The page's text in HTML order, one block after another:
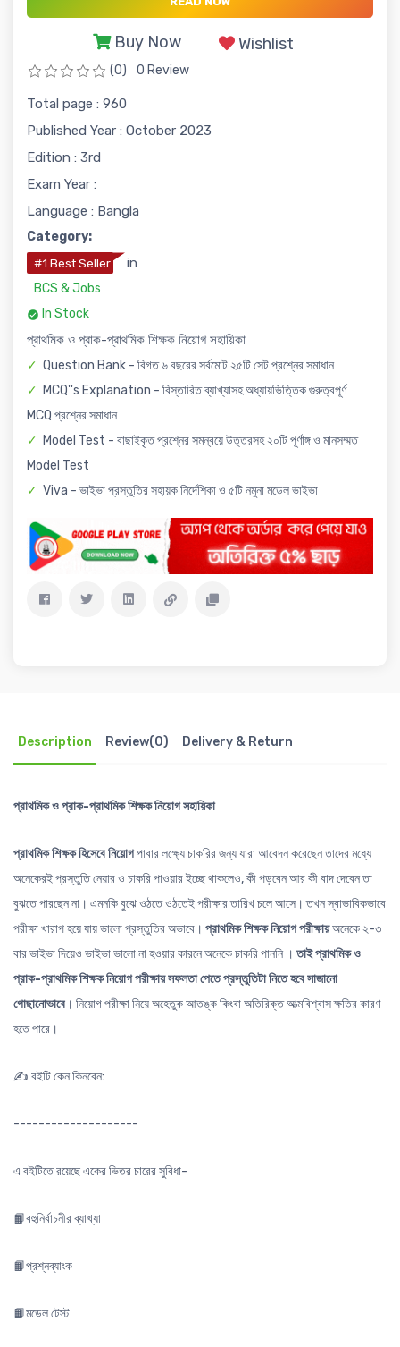
Buy Now Wishlist
(0) 0 Review
Total page : 960
Published Year : October 2023
Edition : 3rd
Exam Year :
Language : Bangla
Category:
#1 Best Seller in
BCS & Jobs
In Stock
প্রাথমিক ও প্রাক-প্রাথমিক শিক্ষক নিয়োগ সহায়িকা
Question Bank - বিগত ৬ বছরের সর্বমোট ২৫টি সেট প্রশ্নের সমাধান
MCQ''s Explanation - বিস্তারিত ব্যাখ্যাসহ অধ্যায়ভিত্তিক গুরুত্বপূর্ণ
MCQ প্রশ্নের সমাধান
Model Test - বাছাইকৃত প্রশ্নের সমন্বয়ে উত্তরসহ ২০টি পূর্ণাঙ্গ ও মানসম্মত
Model Test
Viva - ভাইভা প্রস্তুতির সহায়ক নির্দেশিকা ও ৫টি নমুনা মডেল ভাইভা
Description Review(0) Delivery & Return
প্রাথমিক ও প্রাক-প্রাথমিক শিক্ষক নিয়োগ সহায়িকা
প্রাথমিক শিক্ষক হিসেবে নিয়োগপাবার লক্ষ্যে চাকরির জন্য যারা আবেদন করেছেন তাদের মধ্যে
অনেকেরই প্রস্তুতি নেয়ার ও চাকরি পাওয়ার ইচ্ছে থাকলেও, কী পড়বেন আর কী বাদ দেবেন তা
বুঝতে পারছেন না। এমনকি বুঝে ওঠতে ওঠতেই পরীক্ষার তারিখ চলে আসে। তখন স্বাভাবিকভাবে
পরীক্ষা খারাপ হয়ে যায় ভালো প্রস্তুতির অভাবে। প্রাথমিক শিক্ষক নিয়োগ পরীক্ষায়অনেকে ২-৩
বার ভাইভা দিয়েও ভাইভা ভালো না হওয়ার কারনে অনেকে চাকরি পাননি । তাই প্রাথমিক ও
প্রাক-প্রাথমিক শিক্ষক নিয়োগ পরীক্ষায় সফলতা পেতে প্রস্তুতিটা নিতে হবে সাজানো
গোছানোভাবে । নিয়োগ পরীক্ষা নিয়ে অহেতুক আতঙ্ক কিংবা অতিরিক্ত আত্মবিশ্বাস ক্ষতির কারণ
হতে পারে।
✍️ বইটি কেন কিনবেন:
--------------------
এ বইটিতে রয়েছে একের ভিতর চারের সুবিধা-
📙বহুনির্বাচনীর ব্যাখ্যা
📙প্রশ্নব্যাংক
📙মডেল টেস্ট